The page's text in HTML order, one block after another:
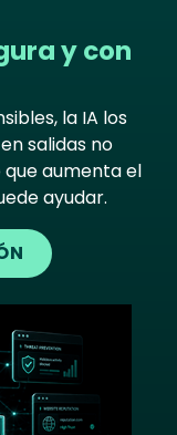
y con
la IA los
salidas no
aumenta el
ayudar.